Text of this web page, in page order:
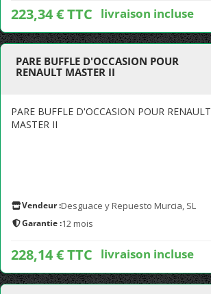
223,34 € TTC livraison incluse
PARE BUFFLE D'OCCASION POUR
RENAULT MASTER II
PARE BUFFLE D'OCCASION POUR RENAULT
MASTER II
Vendeur :Desguace y Repuesto Murcia, SL
Garantie :12 mois
228,14 € TTC livraison incluse